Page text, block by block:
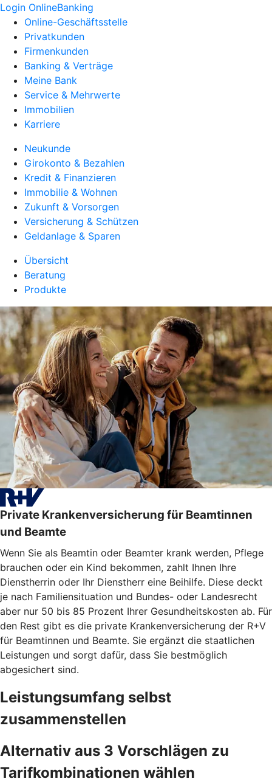
Login OnlineBanking
Online-Geschäftsstelle
Privatkunden
Firmenkunden
Banking & Verträge
Meine Bank
Service & Mehrwerte
Immobilien
Karriere
Neukunde
Girokonto & Bezahlen
Kredit & Finanzieren
Immobilie & Wohnen
Zukunft & Vorsorgen
Versicherung & Schützen
Geldanlage & Sparen
Übersicht
Beratung
Produkte
Private Krankenversicherung für Beamtinnen
und Beamte
Wenn Sie als Beamtin oder Beamter krank werden, Pflege
brauchen oder ein Kind bekommen, zahlt Ihnen Ihre
Dienstherrin oder Ihr Dienstherr eine Beihilfe. Diese deckt
je nach Familiensituation und Bundes- oder Landesrecht
aber nur 50 bis 85 Prozent Ihrer Gesundheitskosten ab. Für
den Rest gibt es die private Krankenversicherung der R+V
für Beamtinnen und Beamte. Sie ergänzt die staatlichen
Leistungen und sorgt dafür, dass Sie bestmöglich
abgesichert sind.
Leistungsumfang selbst
zusammenstellen
Alternativ aus 3 Vorschlägen zu
Tarifkombinationen wählen